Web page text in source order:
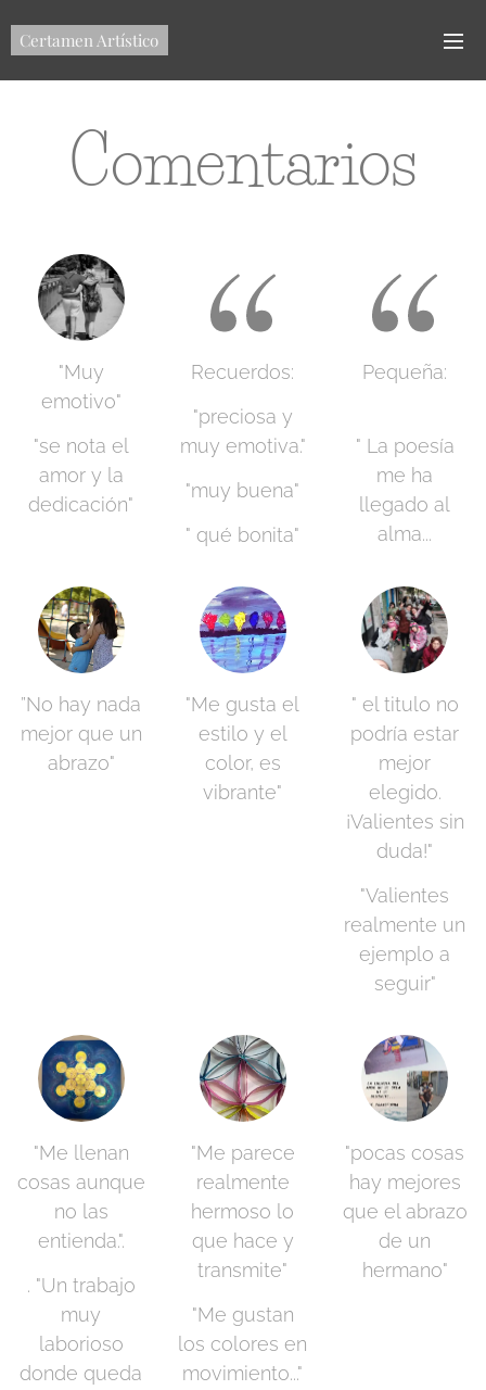
Certamen Artístico
Comentarios
"Muy
emotivo"
"se nota el
amor y la
dedicación"
Recuerdos:
"preciosa y
muy emotiva."
"muy buena"
" qué bonita"
Pequeña:
" La poesía
me ha
llegado al
alma...
”No hay nada
mejor que un
abrazo"
"Me gusta el
estilo y el
color, es
vibrante"
" el titulo no
podría estar
mejor
elegido.
¡Valientes sin
duda!"
"Valientes
realmente un
ejemplo a
seguir"
"Me llenan
cosas aunque
no las
entienda.".
. "Un trabajo
muy
laborioso
donde queda
"Me parece
realmente
hermoso lo
que hace y
transmite"
"Me gustan
los colores en
movimiento..."
"pocas cosas
hay mejores
que el abrazo
de un
hermano"